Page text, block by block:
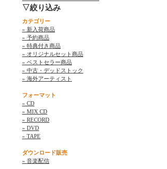
▽絞り込み
カテゴリー
» 新入荷商品
» 予約商品
» 特典付き商品
» オリジナルセット商品
» ベストセラー商品
» 中古・デッドストック
» 海外アーティスト
フォーマット
» CD
» MIX CD
» RECORD
» DVD
» TAPE
ダウンロード販売
» 音楽配信